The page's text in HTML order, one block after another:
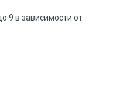
9 в зависимости от